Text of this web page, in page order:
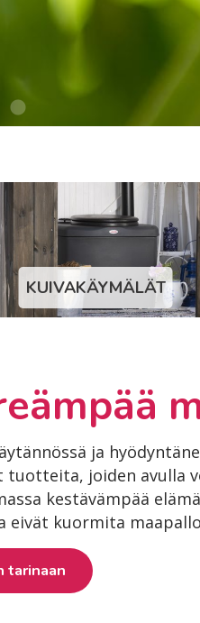
KUIVAKÄYMÄLÄT
ja
joiden avulla
kestävämpää
kuormita
tarinaan